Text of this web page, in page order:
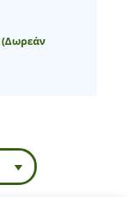
(Δωρεάν